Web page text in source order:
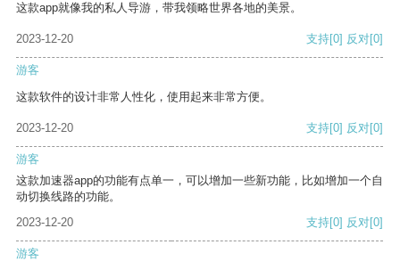
这款app就像我的私人导游，带我领略世界各地的美景。
2023-12-20 支持[0] 反对[0]
游客
这款软件的设计非常人性化，使用起来非常方便。
2023-12-20 支持[0] 反对[0]
游客
这款加速器app的功能有点单一，可以增加一些新功能，比如增加一个自
动切换线路的功能。
2023-12-20
支持[0] 反对[0]
游客